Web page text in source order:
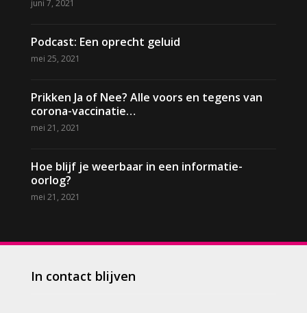
juni 7, 2021
Podcast: Een oprecht geluid
mei 25, 2021
Prikken Ja of Nee? Alle voors en tegens van
corona-vaccinatie…
mei 21, 2021
Hoe blijf je weerbaar in een informatie-
oorlog?
mei 21, 2021
In contact blijven